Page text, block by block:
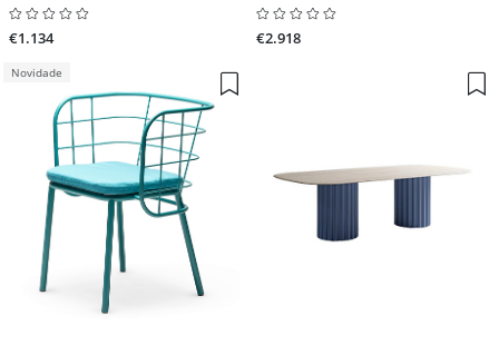
€1.134 €2.918
Novidade